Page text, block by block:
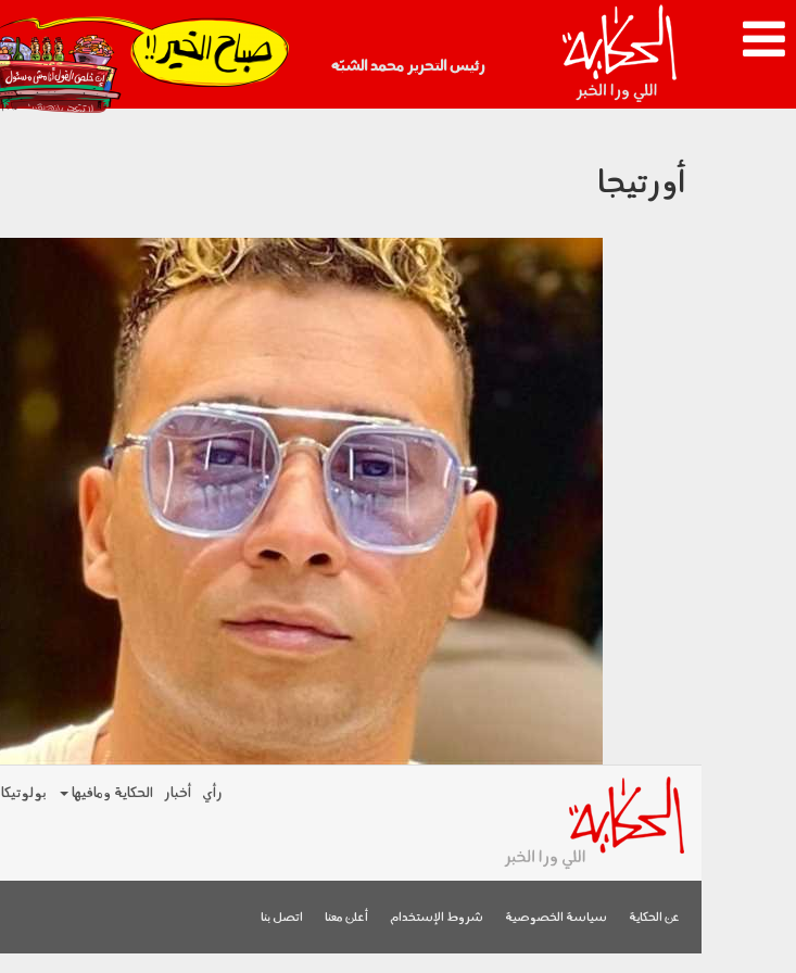
رئيس التحرير محمد الشبّه
أورتيجا
رأي أخبار الحكاية ومافيها بولوتيكا
عن الحكاية سياسة الخصوصية شروط الإستخدام أعلن معنا اتصل بنا